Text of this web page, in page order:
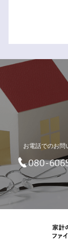
お電話でのお問
080-